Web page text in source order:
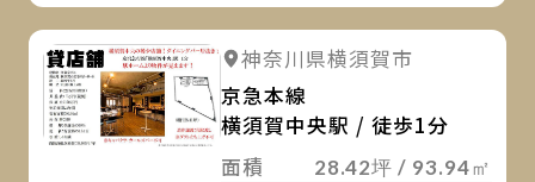
詳細を見る
神奈川県横須賀市
京急本線
横須賀中央駅 / 徒歩1分
面積
28.42坪 / 93.94㎡